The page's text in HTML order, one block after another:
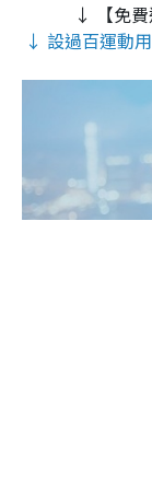
↓ 【免
↓ 設過百運動